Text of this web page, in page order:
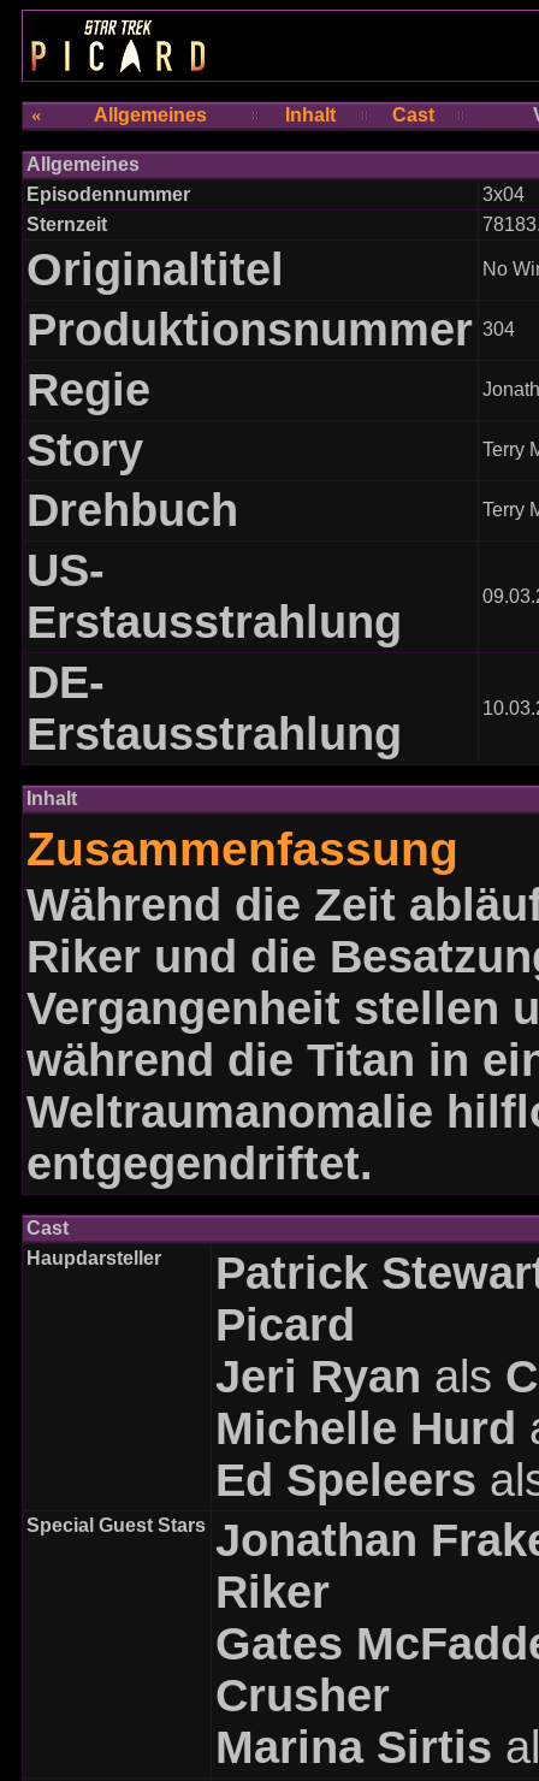
« Allgemeines Inhalt Cast
Allgemeines
Episodennummer
3x04
Sternzeit
Originaltitel No
Produktionsnummer 304
Regie
Story Terry
Drehbuch Terry
US-
Erstausstrahlung
DE-
Erstausstrahlung
Inhalt
Zusammenfassung
Während die Zeit
Riker und die
Vergangenheit stellen
während die Titan in
Weltraumanomalie
entgegendriftet.
Cast
Haupdarsteller
Patrick
Picard
Jeri Ryan als
Michelle Hurd
Ed Speleers
Special Guest Stars Jonathan
Riker
Gates
Crusher
Marina Sirtis